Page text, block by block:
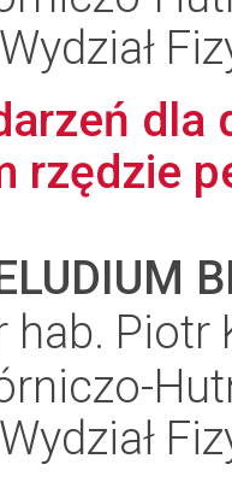
dla
rzędzie
hab. Piotr